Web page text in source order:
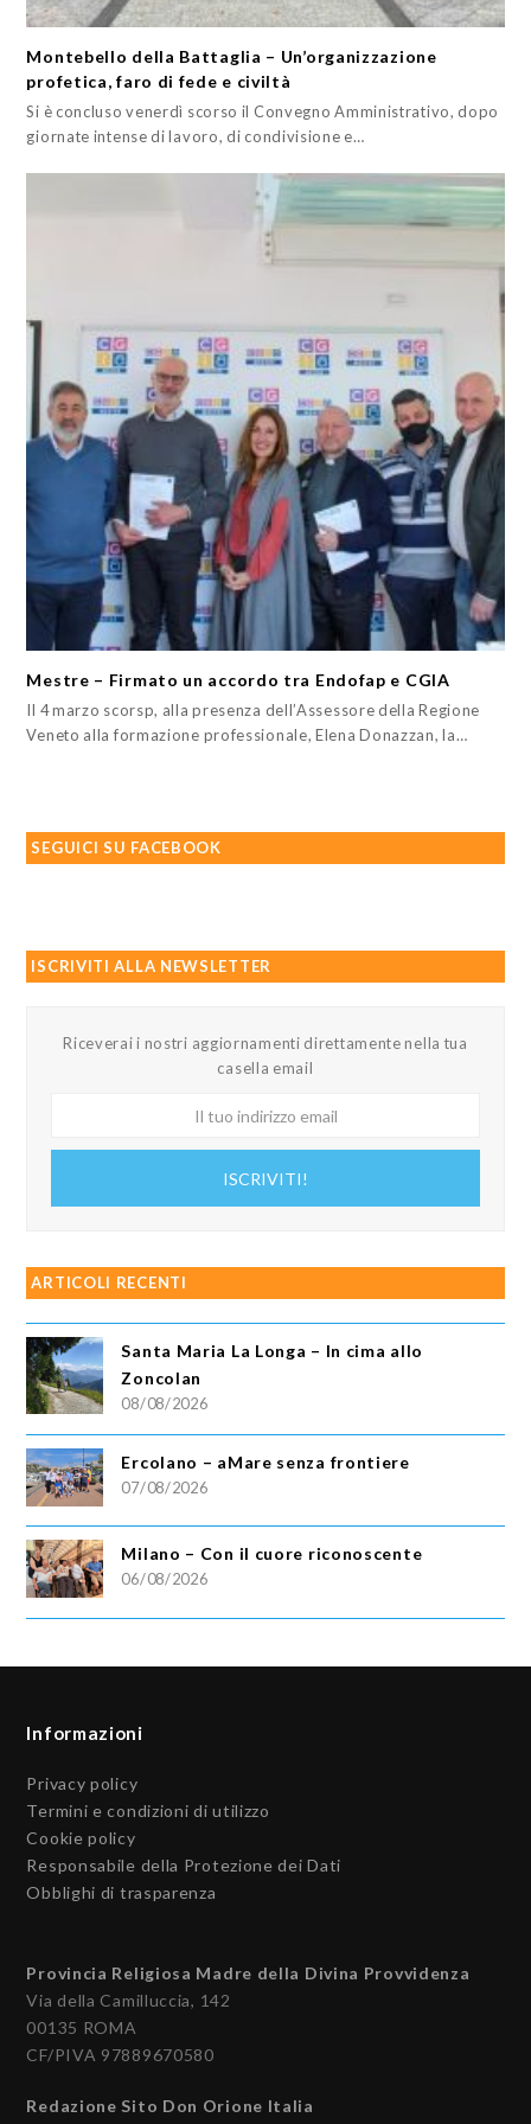
Montebello della Battaglia – Un’organizzazione
profetica, faro di fede e civiltà
Si è concluso venerdì scorso il Convegno Amministrativo, dopo
giornate intense di lavoro, di condivisione e…
Mestre – Firmato un accordo tra Endofap e CGIA
Il 4 marzo scorsp, alla presenza dell’Assessore della Regione
Veneto alla formazione professionale, Elena Donazzan, la…
SEGUICI SU FACEBOOK
ISCRIVITI ALLA NEWSLETTER
Riceverai i nostri aggiornamenti direttamente nella tua
casella email
ISCRIVITI!
ARTICOLI RECENTI
Santa Maria La Longa – In cima allo
Zoncolan
08/08/2026
Ercolano – aMare senza frontiere
07/08/2026
Milano – Con il cuore riconoscente
06/08/2026
Informazioni
Privacy policy
Termini e condizioni di utilizzo
Cookie policy
Responsabile della Protezione dei Dati
Obblighi di trasparenza
Provincia Religiosa Madre della Divina Provvidenza
Via della Camilluccia, 142
00135 ROMA
CF/PIVA 97889670580
Redazione Sito Don Orione Italia